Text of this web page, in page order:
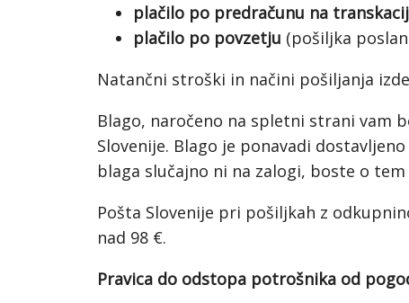
plačilo po predračunu na
plačilo po povzetju (pošiljka
Natančni stroški in načini pošiljanja
Blago, naročeno na spletni strani vam
Slovenije. Blago je ponavadi
blaga slučajno ni na zalogi, boste o
Pošta Slovenije pri pošiljkah z
nad 98 €.
Pravica do odstopa potrošnika od